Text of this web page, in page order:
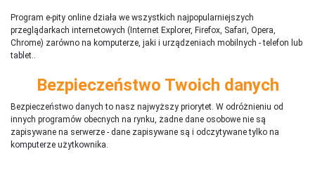
Program e-pity online działa we wszystkich najpopularniejszych
przeglądarkach internetowych (Internet Explorer, Firefox, Safari, Opera,
Chrome) zarówno na komputerze, jaki i urządzeniach mobilnych - telefon lub
tablet..
Bezpieczeństwo Twoich danych
Bezpieczeństwo danych to nasz najwyższy priorytet. W odróżnieniu od
innych programów obecnych na rynku, żadne dane osobowe nie są
zapisywane na serwerze - dane zapisywane są i odczytywane tylko na
komputerze użytkownika.